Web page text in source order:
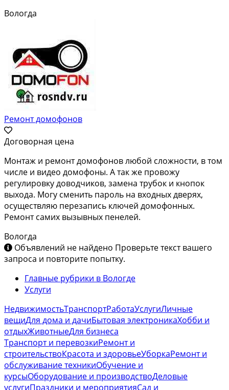
Вологда
Ремонт домофонов
Договорная цена
Монтаж и ремонт домофонов любой сложности, в том
числе и видео домофоны. А так же провожу
регулировку доводчиков, замена трубок и кнопок
выхода. Могу сменить пароль на входных дверях,
осуществляю перезапись ключей домофонных.
Ремонт самих вызывных пенелей.
Вологда
Объявлений не найдено Проверьте текст вашего
запроса и повторите попытку.
Главные рубрики в Вологде
Услуги
НедвижимостьТранспортРаботаУслугиЛичные
вещиДля дома и дачиБытовая электроникаХобби и
отдыхЖивотныеДля бизнеса
Транспорт и перевозкиРемонт и
строительствоКрасота и здоровьеУборкаРемонт и
обслуживание техникиОбучение и
курсыОборудование и производствоДеловые
услугиПраздники и мероприятияСад и